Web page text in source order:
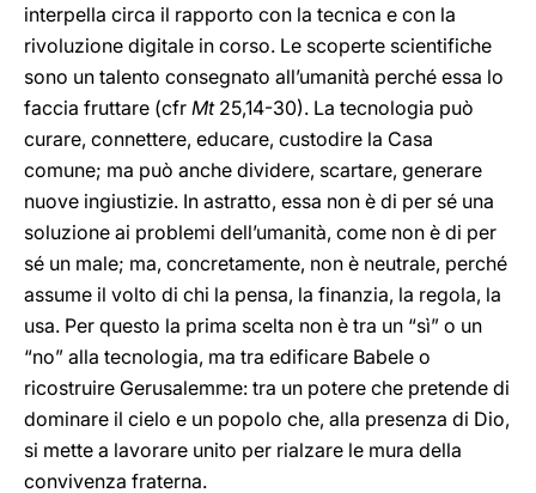
interpella circa il rapporto con la tecnica e con la
rivoluzione digitale in corso. Le scoperte scientifiche
sono un talento consegnato all’umanità perché essa lo
faccia fruttare (cfr Mt25,14-30). La tecnologia può
curare, connettere, educare, custodire la Casa
comune; ma può anche dividere, scartare, generare
nuove ingiustizie. In astratto, essa non è di per sé una
soluzione ai problemi dell’umanità, come non è di per
sé un male; ma, concretamente, non è neutrale, perché
assume il volto di chi la pensa, la finanzia, la regola, la
usa. Per questo la prima scelta non è tra un “sì” o un
“no” alla tecnologia, ma tra edificare Babele o
ricostruire Gerusalemme: tra un potere che pretende di
dominare il cielo e un popolo che, alla presenza di Dio,
si mette a lavorare unito per rialzare le mura della
convivenza fraterna.